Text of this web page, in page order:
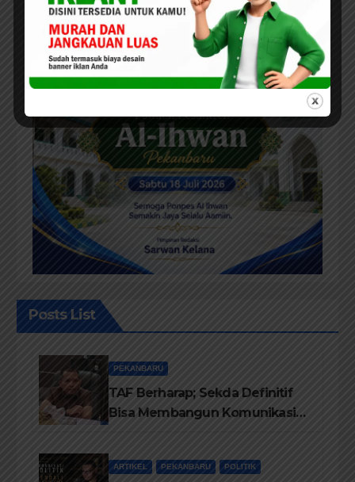
Posts List
PEKANBARU
TAF Berharap; Sekda Definitif
Bisa Membangun Komunikasi
ARTIKEL PEKANBARU POLITIK